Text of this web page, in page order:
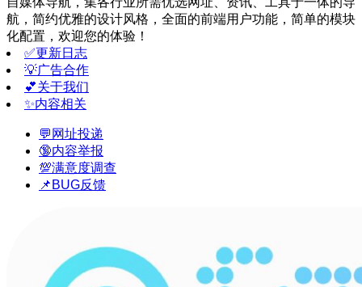
航，简约优雅的设计风格，全面的前端用户功能，简单的模块
化配置，欢迎您的体验！
✅更新日志
💡广告合作
💕关于我们
✨内容相关
💬网址投递
🔞内容举报
💯满意度调查
📌BUG反馈